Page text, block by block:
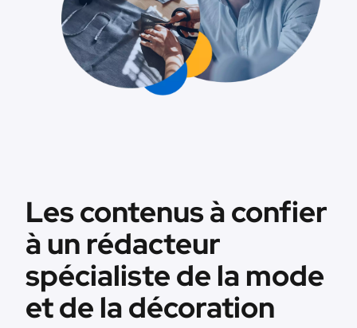
Les contenus à confier
à un rédacteur
spécialiste de la mode
et de la décoration